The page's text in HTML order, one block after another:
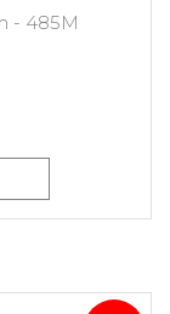
- 485M